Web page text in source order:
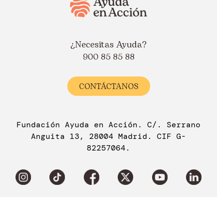
¿Necesitas Ayuda?
900 85 85 88
CONTÁCTANOS
Fundación Ayuda en Acción. C/. Serrano
Anguita 13, 28004 Madrid. CIF G-
82257064.